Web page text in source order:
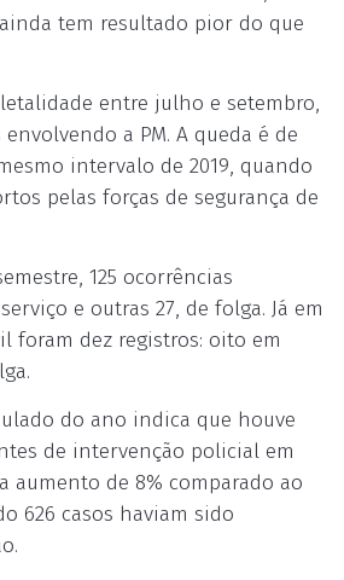
tem resultado pior do que
letalidade entre julho e setembro,
a PM. A queda é de
intervalo de 2019, quando
pelas forças de segurança de
125 ocorrências
e outras 27, de folga. Já em
foram dez registros: oito em
do ano indica que houve
de intervenção policial em
aumento de 8% comparado ao
626 casos haviam sido